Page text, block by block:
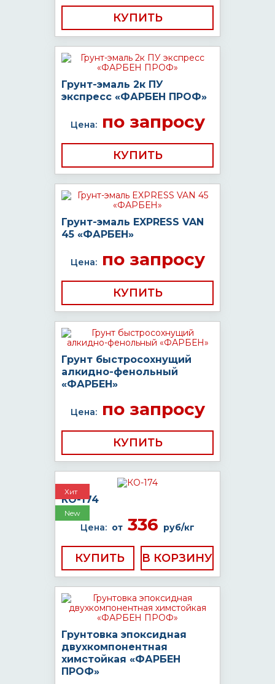
КУПИТЬ
Грунт-эмаль 2к ПУ
экспресс «ФАРБЕН ПРОФ»
Цена:по запросу
КУПИТЬ
Грунт-эмаль EXPRESS VAN
45 «ФАРБЕН»
Цена:по запросу
КУПИТЬ
Грунт быстросохнущий
алкидно-фенольный
«ФАРБЕН»
Цена:по запросу
КУПИТЬ
Хит
New
КО-174
Цена: от 336 руб/кг
КУПИТЬ
Грунтовка эпоксидная
двухкомпонентная
химстойкая «ФАРБЕН
ПРОФ»